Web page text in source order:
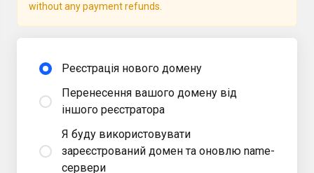
without any payment refunds.
Реєстрація нового домену
Перенесення вашого домену від
іншого реєстратора
Я буду використовувати
зареєстрований домен та оновлю name-
сервери